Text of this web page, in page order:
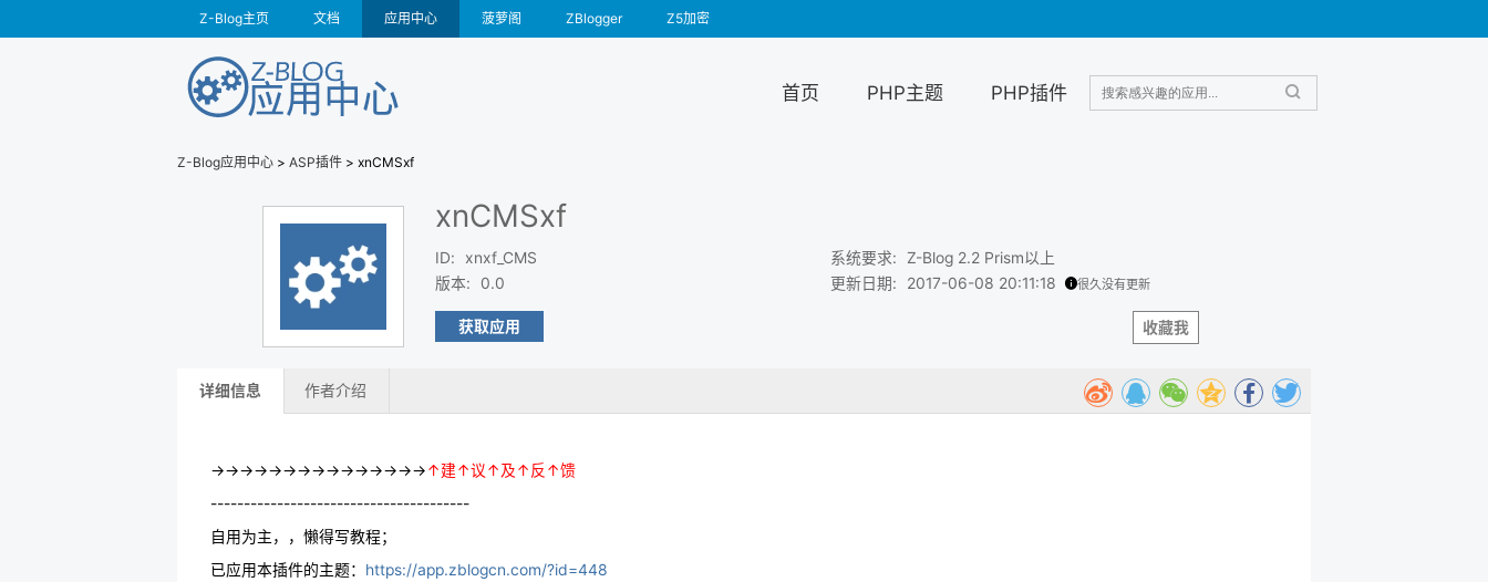
Z-Blog主页 文档 应用中心 菠萝阁 ZBlogger Z5加密
首页 PHP主题 PHP插件
Z-Blog应用中心 > ASP插件 > xnCMSxf
xnCMSxf
ID:
xnxf_CMS
版本: 0.0
系统要求:
Z-Blog 2.2 Prism以上
更新日期: 2017-06-08 20:11:18 很久没有更新
收藏我
获取应用
详细信息 作者介绍
→→→→→→→→→→→→→→→↑建↑议↑及↑反↑馈
---------------------------------------
自用为主，，懒得写教程；
已应用本插件的主题： https://app.zblogcn.com/?id=448